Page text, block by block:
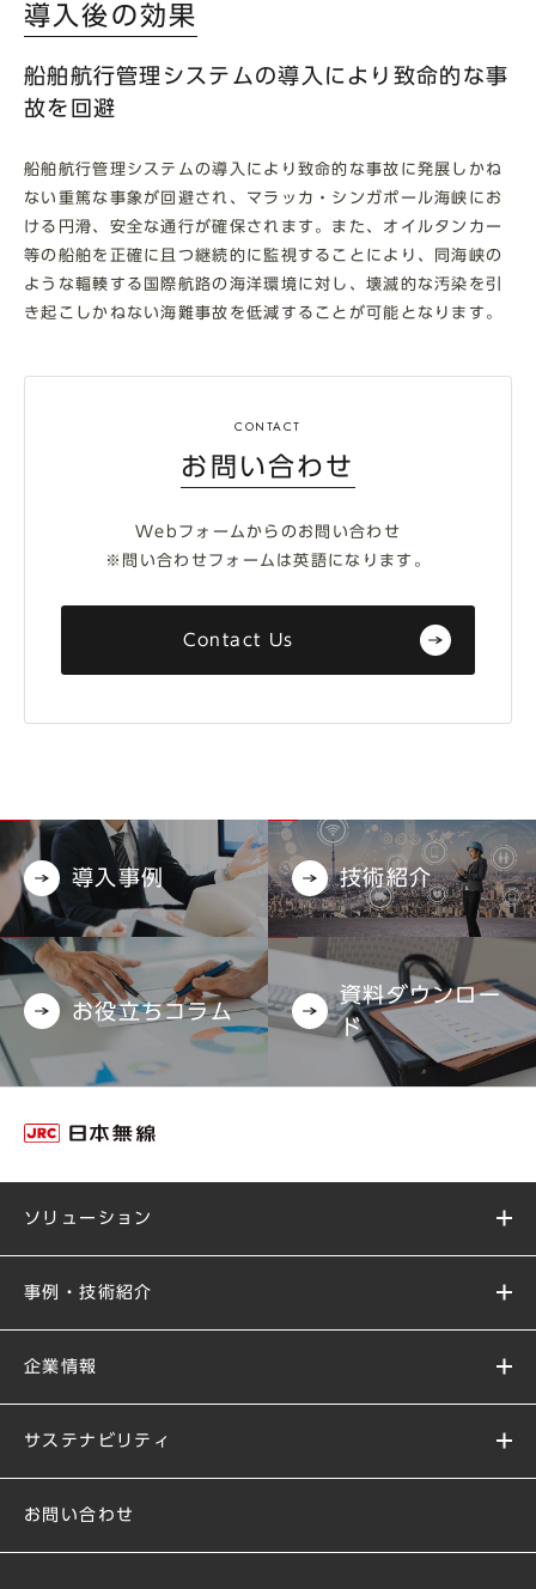
導入後の効果
船舶航行管理システムの導入により致命的な事
故を回避
船舶航行管理システムの導入により致命的な事故に発展しかね
ない重篤な事象が回避され、マラッカ・シンガポール海峡にお
ける円滑、安全な通行が確保されます。また、オイルタンカー
等の船舶を正確に且つ継続的に監視することにより、同海峡の
ような輻輳する国際航路の海洋環境に対し、壊滅的な汚染を引
き起こしかねない海難事故を低減することが可能となります。
お問い合わせ
Webフォームからのお問い合わせ
※問い合わせフォームは英語になります。
Contact Us
導入事例 技術紹介
お役立ちコラム
資料ダウンロー
ド
ソリューション
事例・技術紹介
企業情報
サステナビリティ
お問い合わせ